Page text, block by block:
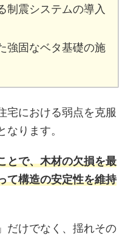
制震システムの導入
強固なベタ基礎の施
宅における弱点を克服
ります。
とで、木材の欠損を最
て構造の安定性を維持
だけでなく、揺れその